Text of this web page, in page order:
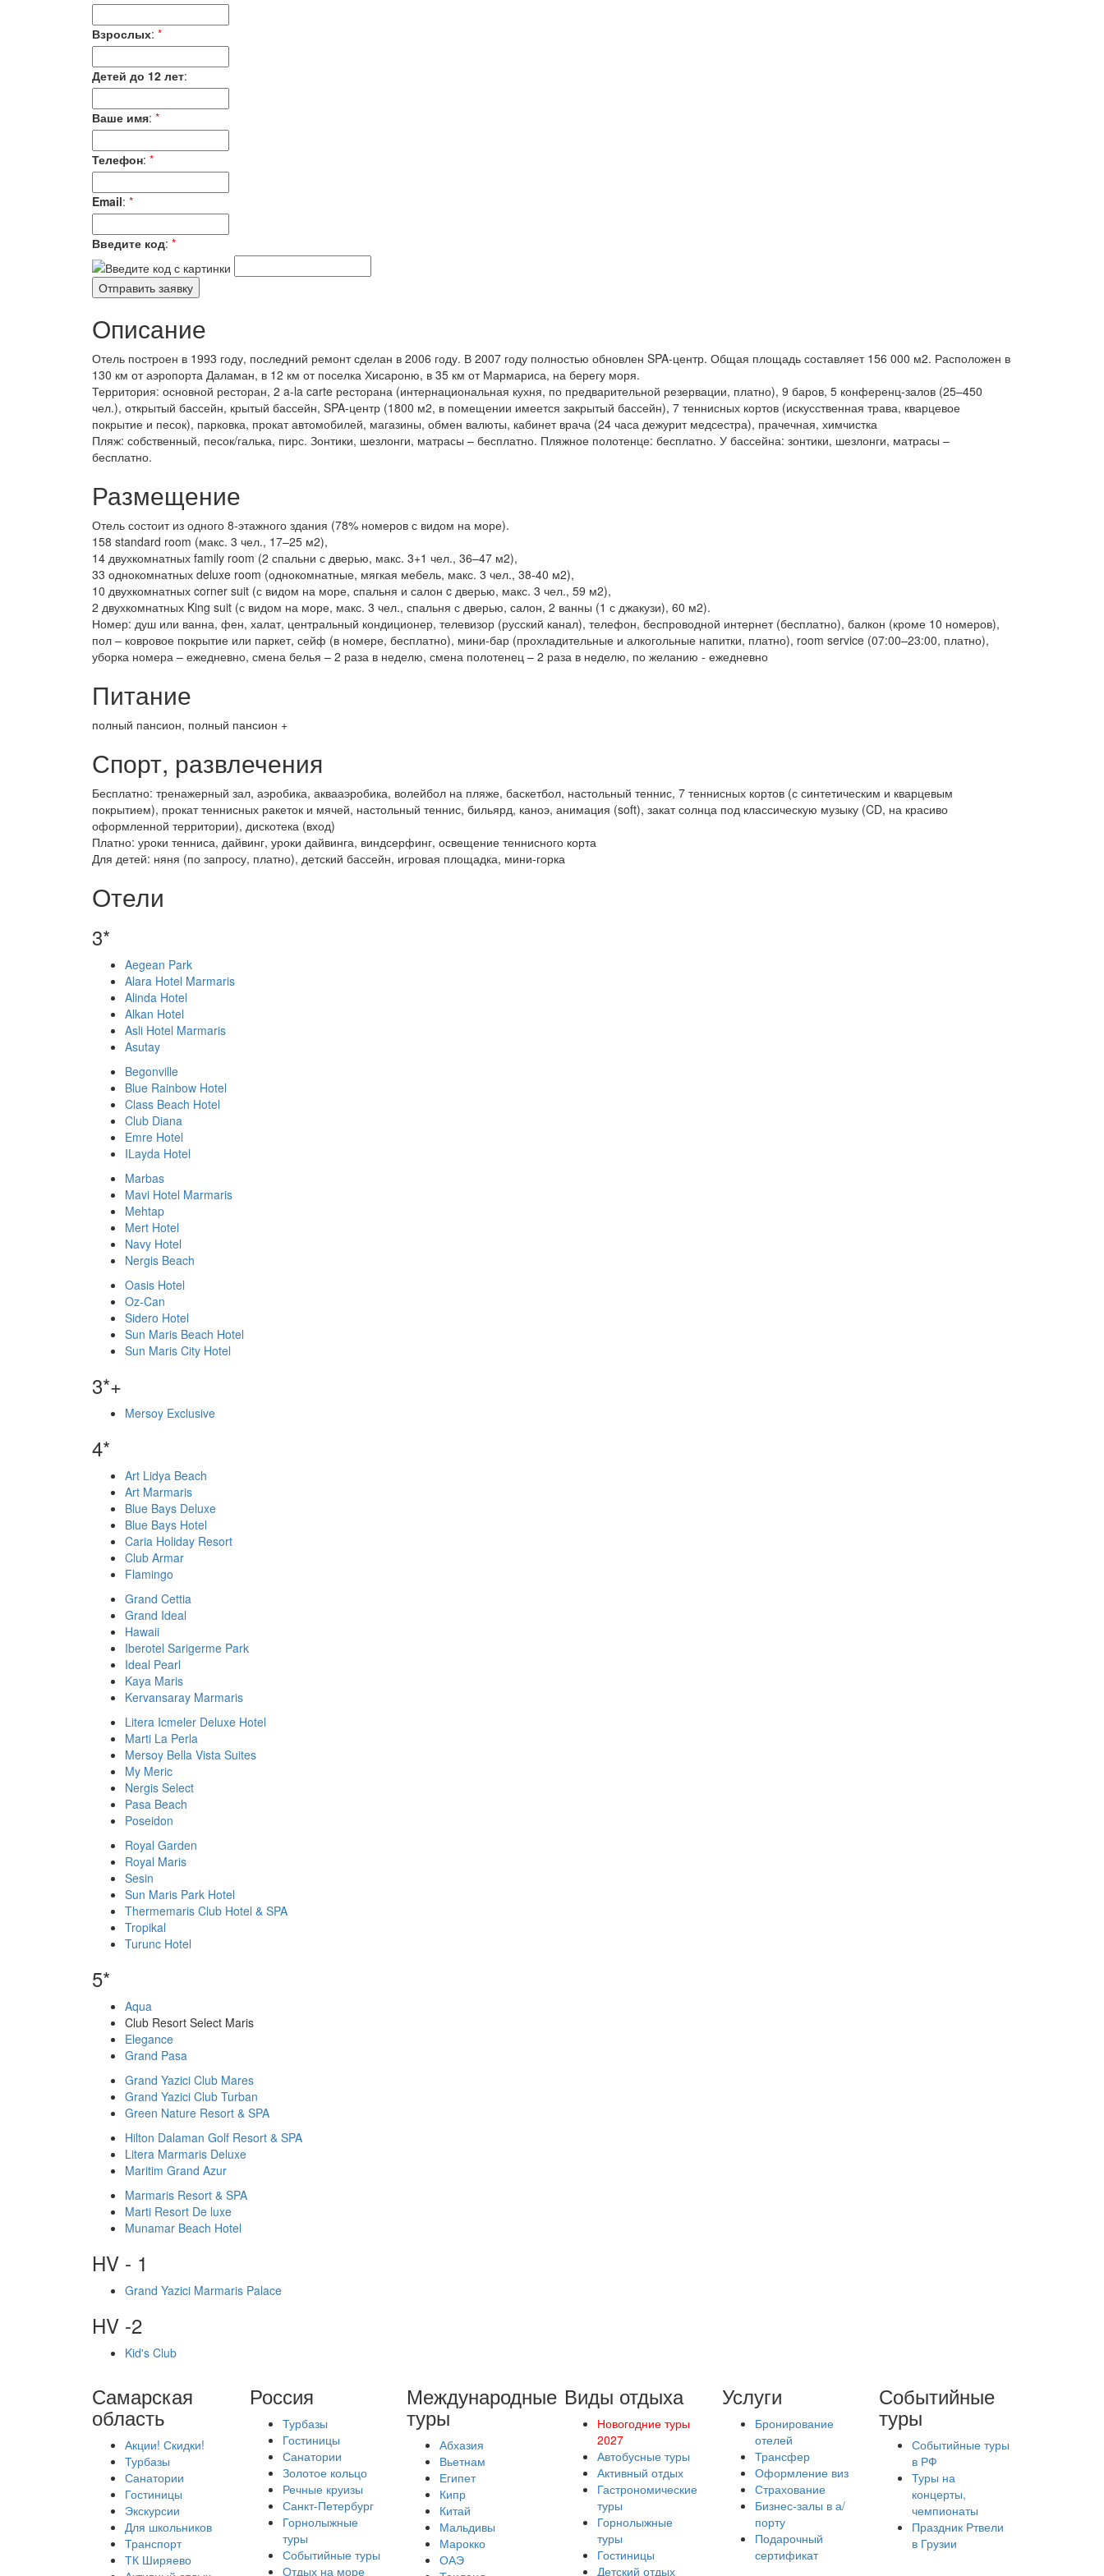
Взрослых: *
Детей до 12 лет:
Ваше имя: *
Телефон: *
Email: *
Введите код: *
Описание
Отель построен в 1993 году, последний ремонт сделан в 2006 году. В 2007 году полностью обновлен SPA-центр. Общая площадь составляет 156 000 м2. Расположен в
130 км от аэропорта Даламан, в 12 км от поселка Хисароню, в 35 км от Мармариса, на берегу моря.
Территория: основной ресторан, 2 a-la carte ресторана (интернациональная кухня, по предварительной резервации, платно), 9 баров, 5 конференц-залов (25–450
чел.), открытый бассейн, крытый бассейн, SPA-центр (1800 м2, в помещении имеется закрытый бассейн), 7 теннисных кортов (искусственная трава, кварцевое
покрытие и песок), парковка, прокат автомобилей, магазины, обмен валюты, кабинет врача (24 часа дежурит медсестра), прачечная, химчистка
Пляж: собственный, песок/галька, пирс. Зонтики, шезлонги, матрасы – бесплатно. Пляжное полотенце: бесплатно. У бассейна: зонтики, шезлонги, матрасы –
бесплатно.
Размещение
Отель состоит из одного 8-этажного здания (78% номеров с видом на море).
158 standard room (макс. 3 чел., 17–25 м2),
14 двухкомнатных family room (2 спальни с дверью, макс. 3+1 чел., 36–47 м2),
33 однокомнатных deluxe room (однокомнатные, мягкая мебель, макс. 3 чел., 38-40 м2),
10 двухкомнатных corner suit (с видом на море, спальня и салон c дверью, макс. 3 чел., 59 м2),
2 двухкомнатных King suit (с видом на море, макс. 3 чел., спальня с дверью, салон, 2 ванны (1 с джакузи), 60 м2).
Номер: душ или ванна, фен, халат, центральный кондиционер, телевизор (русский канал), телефон, беспроводной интернет (бесплатно), балкон (кроме 10 номеров),
пол – ковровое покрытие или паркет, сейф (в номере, бесплатно), мини-бар (прохладительные и алкогольные напитки, платно), room service (07:00–23:00, платно),
уборка номера – ежедневно, смена белья – 2 раза в неделю, смена полотенец – 2 раза в неделю, по желанию - ежедневно
Питание
полный пансион, полный пансион +
Спорт, развлечения
Бесплатно: тренажерный зал, аэробика, аквааэробика, волейбол на пляже, баскетбол, настольный теннис, 7 теннисных кортов (с синтетическим и кварцевым
покрытием), прокат теннисных ракеток и мячей, настольный теннис, бильярд, каноэ, анимация (soft), закат солнца под классическую музыку (CD, на красиво
оформленной территории), дискотека (вход)
Платно: уроки тенниса, дайвинг, уроки дайвинга, виндсерфинг, освещение теннисного корта
Для детей: няня (по запросу, платно), детский бассейн, игровая площадка, мини-горка
Отели
3*
Aegean Park
Alara Hotel Marmaris
Alinda Hotel
Alkan Hotel
Asli Hotel Marmaris
Asutay
Begonville
Blue Rainbow Hotel
Class Beach Hotel
Club Diana
Emre Hotel
ILayda Hotel
Marbas
Mavi Hotel Marmaris
Mehtap
Mert Hotel
Navy Hotel
Nergis Beach
Oasis Hotel
Oz-Can
Sidero Hotel
Sun Maris Beach Hotel
Sun Maris City Hotel
3*+
Mersoy Exclusive
4*
Art Lidya Beach
Art Marmaris
Blue Bays Deluxe
Blue Bays Hotel
Caria Holiday Resort
Club Armar
Flamingo
Grand Cettia
Grand Ideal
Hawaii
Iberotel Sarigerme Park
Ideal Pearl
Kaya Maris
Kervansaray Marmaris
Litera Icmeler Deluxe Hotel
Marti La Perla
Mersoy Bella Vista Suites
My Meric
Nergis Select
Pasa Beach
Poseidon
Royal Garden
Royal Maris
Sesin
Sun Maris Park Hotel
Thermemaris Club Hotel & SPA
Tropikal
Turunc Hotel
5*
Aqua
Club Resort Select Maris
Elegance
Grand Pasa
Grand Yazici Club Mares
Grand Yazici Club Turban
Green Nature Resort & SPA
Hilton Dalaman Golf Resort & SPA
Litera Marmaris Deluxe
Maritim Grand Azur
Marmaris Resort & SPA
Marti Resort De luxe
Munamar Beach Hotel
HV - 1
Grand Yazici Marmaris Palace
HV -2
Kid's Club
Самарская
область
Акции! Скидки!
Турбазы
Санатории
Гостиницы
Экскурсии
Для школьников
Транспорт
ТК Ширяево
Россия
Турбазы
Гостиницы
Санатории
Золотое кольцо
Речные круизы
Санкт-Петербург
Горнолыжные
туры
Событийные туры
Отдых на море
Международные
туры
Абхазия
Вьетнам
Египет
Кипр
Китай
Мальдивы
Марокко
ОАЭ
Виды отдыха
Новогодние туры
2027
Автобусные туры
Активный отдых
Гастрономические
туры
Горнолыжные
туры
Гостиницы
Детский отдых
Услуги
Бронирование
отелей
Трансфер
Оформление виз
Страхование
Бизнес-залы в а/
порту
Подарочный
сертификат
Событийные
туры
Событийные туры
в РФ
Туры на
концерты,
чемпионаты
Праздник Ртвели
в Грузии